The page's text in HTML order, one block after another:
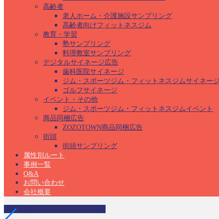
高齢者
老人ホーム・介護施設サンプリング
高齢者向けフィットネスジム
教育・学習
塾サンプリング
料理教室サンプリング
デジタルサイネージ広告
歯科医院サイネージ
ジム・スポーツジム・フィットネスジムサイネー
ゴルフサイネージ
イベント・その他
ジム・スポーツジム・フィットネスジムイベント
商品同梱広告
ZOZOTOWN商品同梱広告
街頭
街頭サンプリング
属性別ルート
事例一覧
Q&A
お問い合わせ
会社概要
高齢者向けフィットネスジム